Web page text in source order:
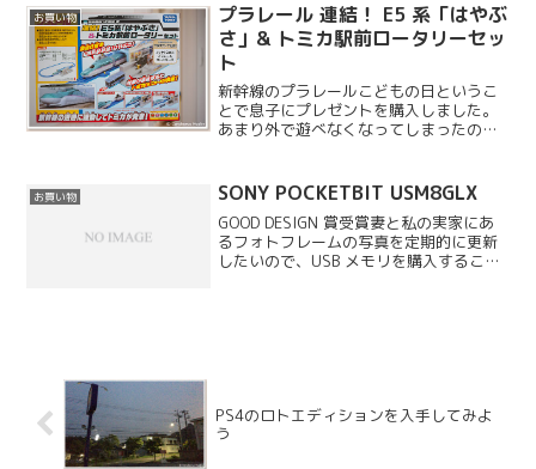
お買い物
プラレール 連結！ E5 系「はやぶ
さ」& トミカ駅前ロータリーセッ
ト
新幹線のプラレールこどもの日というこ
とで息子にプレゼントを購入しました。
あまり外で遊べなくなってしまったの
いた新幹線を選びました。
お買い物 SONY POCKETBIT USM8GLX
GOOD DESIGN 賞受賞妻と私の実家にあ
るフォトフレームの写真を定期的に更新
したいので、USB メモリを購入すること
PS4のロトエディションを入手してみよ
う